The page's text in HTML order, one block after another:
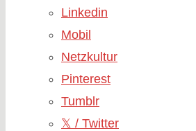
Linkedin
Mobil
Netzkultur
Pinterest
Tumblr
𝕏 / Twitter